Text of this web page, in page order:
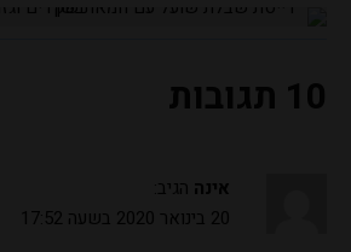
10 תגובות
אינה הגיב:
20 בינואר 2020 בשעה 17:52